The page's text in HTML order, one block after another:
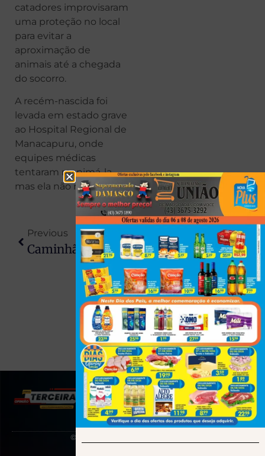
catadores improvisaram
uma proteção no local
para evitar a
aproximação de
animais até a chegada
do socorro.
A recém-nascida foi
levada em estado grave
ao Hospital Regional de
Manacapuru, onde
equipes médicas
tentaram reanimá-la,
mas ela não resistiu.
Previous
Caminhão Com Carga De Porcos Avança Sinal Vermelho E Destrói Frente De Carro Em Londrina
Next
Como Fazer Uma Criança De 6 Anos Dormir Rápido: O Guia Prático Para Pais
(43) 991545950
© 2025 Todos os direitos reservados